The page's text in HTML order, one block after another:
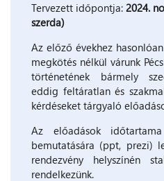
Tervezett időpontja: 2024.
szerda)
Az előző évekhez
megkötés nélkül várunk
történetének bármely
eddig feltáratlan és
kérdéseket tárgyaló
Az előadások
bemutatására (ppt, prezi)
rendezvény helyszínén
rendelkezünk.